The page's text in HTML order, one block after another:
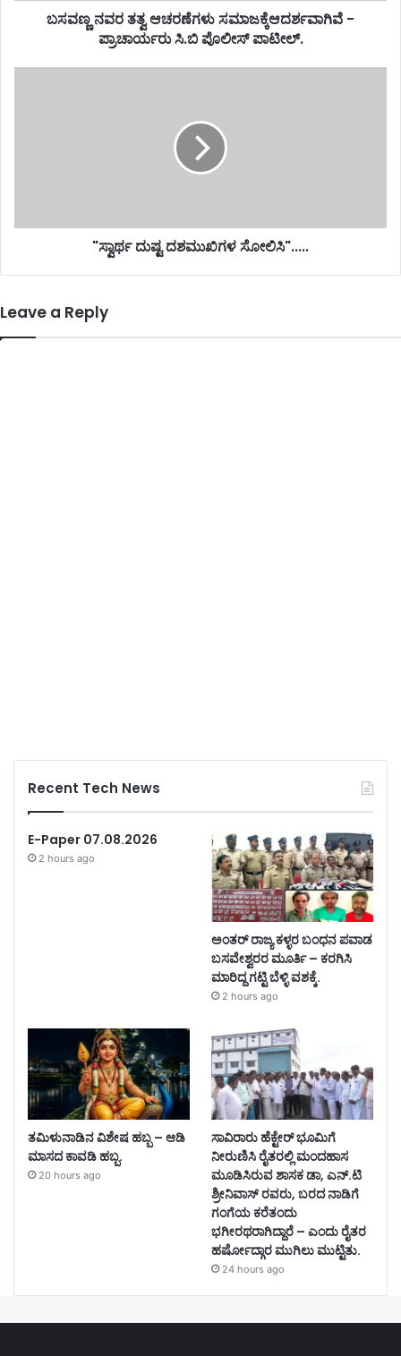
ಬಸವಣ್ಣ ನವರ ತತ್ವ ಆಚರಣೆಗಳು ಸಮಾಜಕ್ಕೆಆದರ್ಶವಾಗಿವೆ -
ಪ್ರಾಚಾರ್ಯರು ಸಿ.ಬಿ ಪೊಲೀಸ್ ಪಾಟೀಲ್.
"ಸ್ವಾರ್ಥ ದುಷ್ಟ ದಶಮುಖಿಗಳ ಸೋಲಿಸಿ".....
Leave a Reply
Recent Tech News
E-Paper 07.08.2026
2 hours ago
ಅಂತರ್ ರಾಜ್ಯ ಕಳ್ಳರ ಬಂಧನ ಪವಾಡ
ಬಸವೇಶ್ವರರ ಮೂರ್ತಿ – ಕರಗಿಸಿ
ಮಾರಿದ್ದ ಗಟ್ಟಿ ಬೆಳ್ಳಿ ವಶಕ್ಕೆ.
2 hours ago
ತಮಿಳುನಾಡಿನ ವಿಶೇಷ ಹಬ್ಬ – ಆಡಿ
ಮಾಸದ ಕಾವಡಿ ಹಬ್ಬ.
20 hours ago
ಸಾವಿರಾರು ಹೆಕ್ಟೇರ್ ಭೂಮಿಗೆ
ನೀರುಣಿಸಿ ರೈತರಲ್ಲಿ ಮಂದಹಾಸ
ಮೂಡಿಸಿರುವ ಶಾಸಕ ಡಾ, ಎನ್.ಟಿ
ಶ್ರೀನಿವಾಸ್ ರವರು, ಬರದ ನಾಡಿಗೆ
ಗಂಗೆಯ ಕರೆತಂದು
ಭಗೀರಥರಾಗಿದ್ದಾರೆ – ಎಂದು ರೈತರ
ಹರ್ಷೋದ್ಗಾರ ಮುಗಿಲು ಮುಟ್ಟಿತು.
24 hours ago